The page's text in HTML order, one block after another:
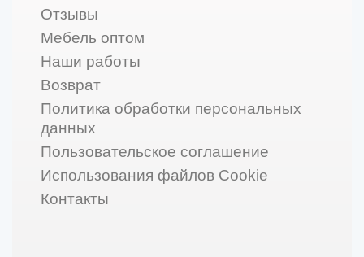
Отзывы
Мебель оптом
Наши работы
Возврат
Политика обработки персональных
данных
Пользовательское соглашение
Использования файлов Cookie
Контакты